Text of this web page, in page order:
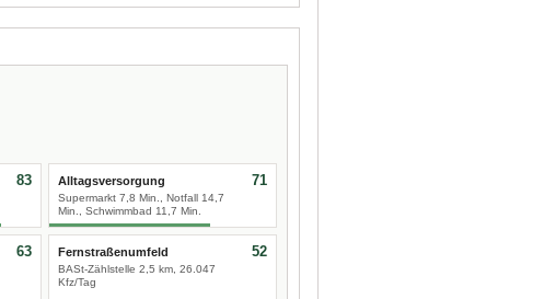
83 Alltagsversorgung
Supermarkt 7,8 Min., Notfall 14,7
Min., Schwimmbad 11,7 Min.
71
63 Fernstraßenumfeld
BASt-Zählstelle 2,5 km, 26.047
Kfz/Tag
52